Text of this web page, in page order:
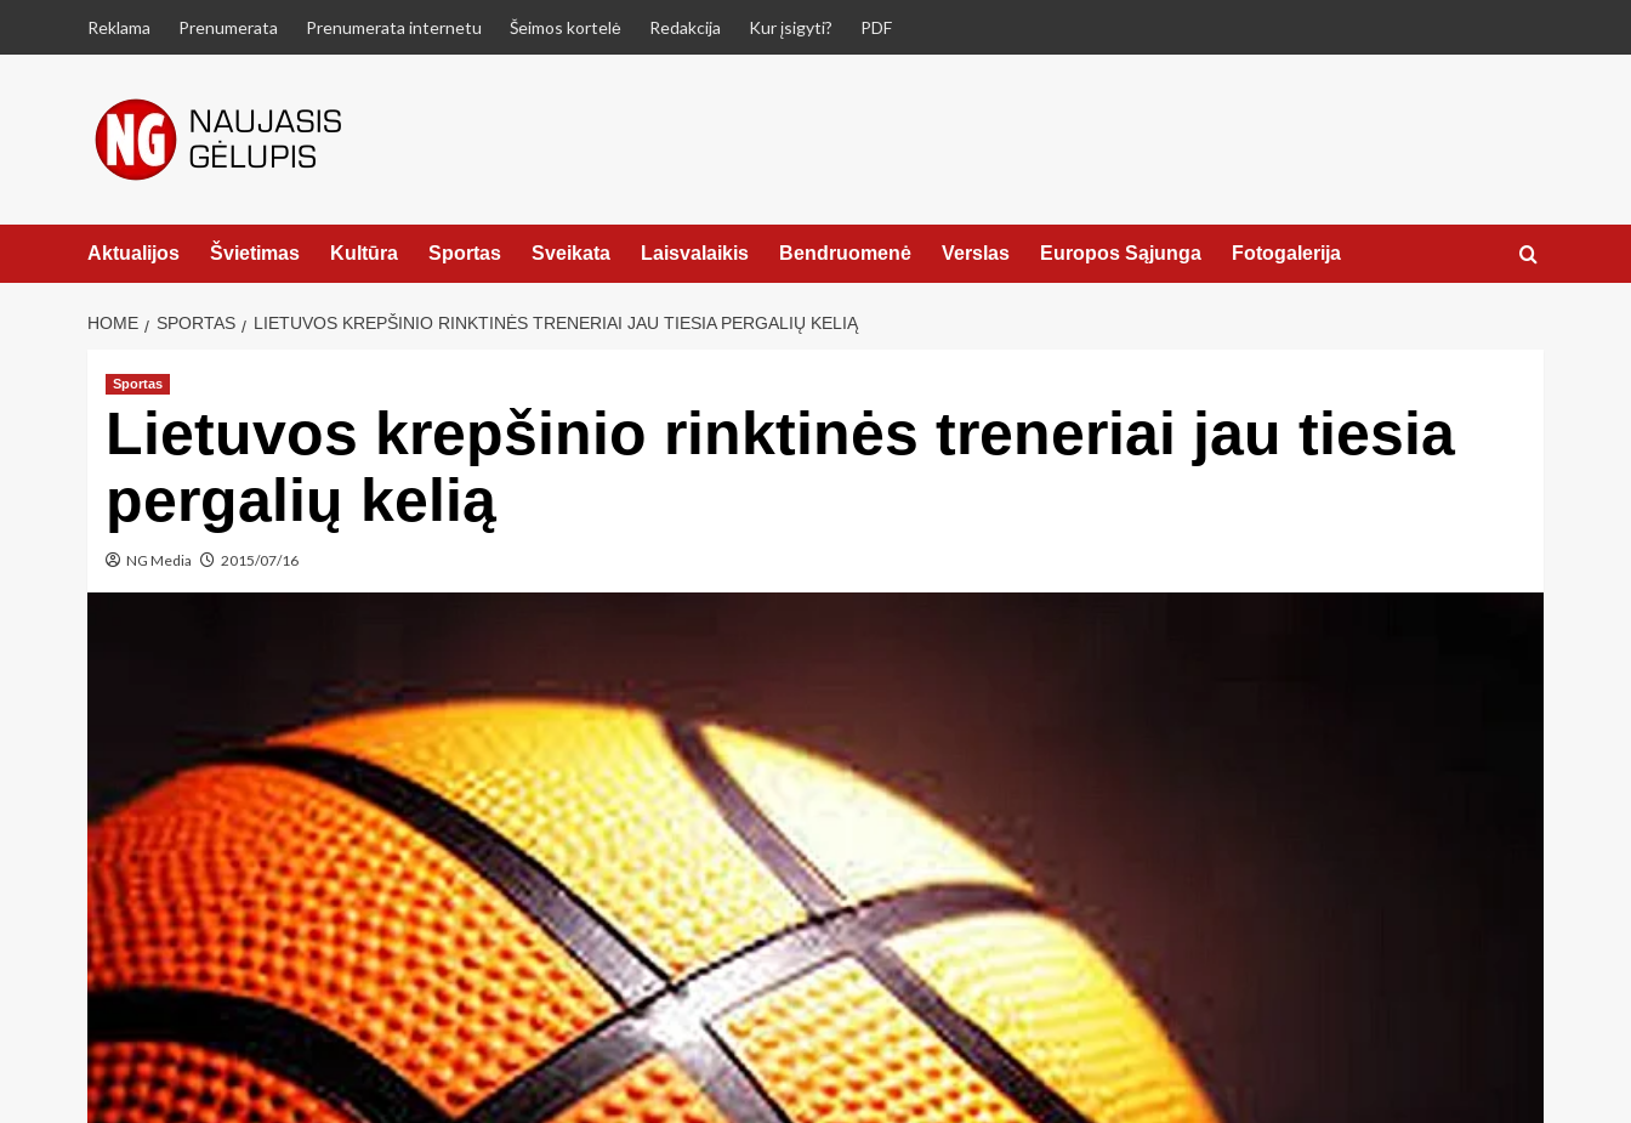
Reklama Prenumerata Prenumerata internetu Šeimos kortelė Redakcija Kur įsigyti? PDF
Aktualijos Švietimas Kultūra Sportas Sveikata Laisvalaikis Bendruomenė Verslas Europos Sąjunga Fotogalerija
HOME SPORTAS LIETUVOS KREPŠINIO RINKTINĖS TRENERIAI JAU TIESIA PERGALIŲ KELIĄ
Sportas
Lietuvos krepšinio rinktinės treneriai jau tiesia
pergalių kelią
NG Media 2015/07/16